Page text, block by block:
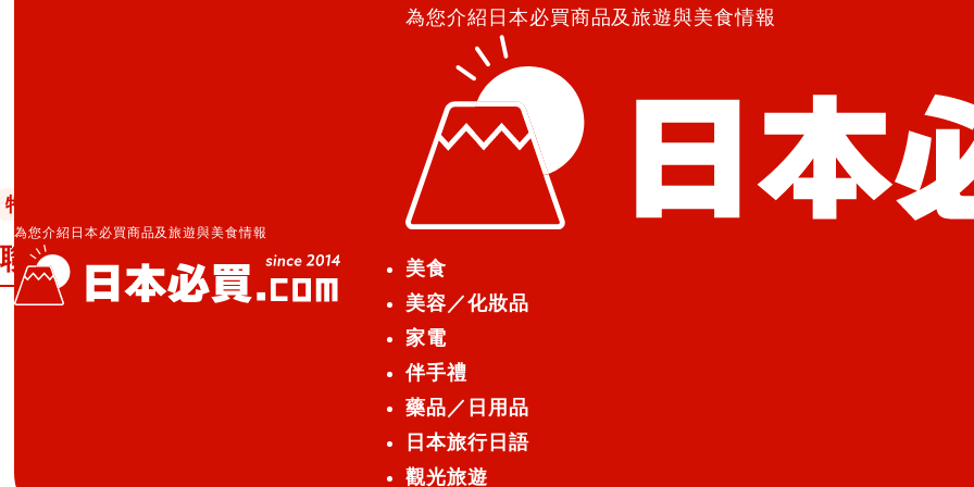
為您介紹日本必買商品及旅遊與美食情報
為您介紹日本必買商品及旅遊與美食情報
美食
美容／化妝品
家電
伴手禮
藥品／日用品
日本旅行日語
觀光旅遊
特集／活動
聯絡我們
如對本站有問題或建議，或是業務合作及想加入撰寫文章行列的話，歡迎與我們聯絡